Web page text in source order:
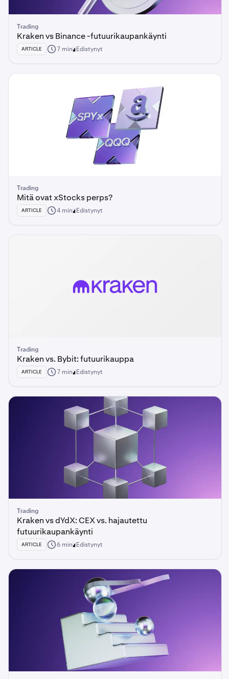
Trading
Kraken vs Binance -futuurikaupankäynti
ARTICLE 7 min Edistynyt
Trading
Mitä ovat xStocks perps?
ARTICLE 4 min Edistynyt
Trading
Kraken vs. Bybit: futuurikauppa
ARTICLE 7 min Edistynyt
Trading
Kraken vs dYdX: CEX vs. hajautettu
futuurikaupankäynti
ARTICLE 6 min Edistynyt